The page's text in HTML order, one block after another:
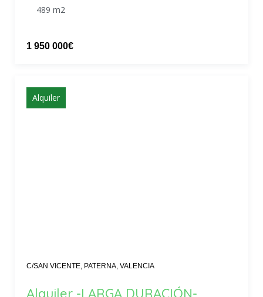
489 m2
1 950 000€
Alquiler
C/SAN VICENTE, PATERNA, VALENCIA
Alquiler -LARGA DURACIÓN-